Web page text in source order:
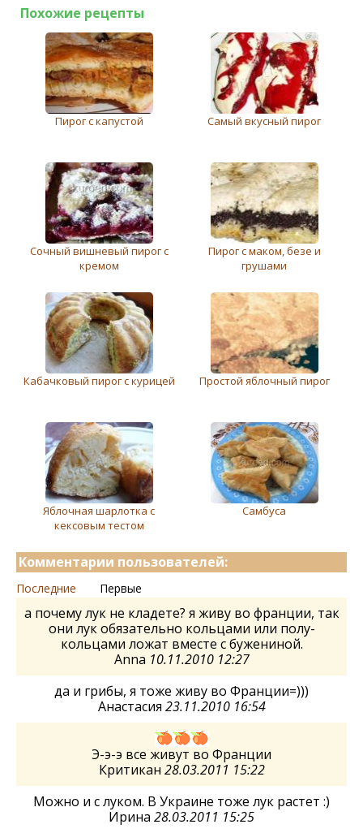
Похожие рецепты
Пирог с капустой Самый вкусный пирог
Сочный вишневый пирог с
кремом
Пирог с маком, безе и
грушами
Кабачковый пирог с курицей Простой яблочный пирог
Яблочная шарлотка с
кексовым тестом
Самбуса
Комментарии пользователей:
Последние Первые
а почему лук не кладете? я живу во франции, так
они лук обязательно кольцами или полу-
кольцами ложат вместе с бужениной.
Anna 10.11.2010 12:27
да и грибы, я тоже живу во Франции=)))
Анастасия 23.11.2010 16:54
Э-э-э все живут во Франции
Критикан 28.03.2011 15:22
Можно и с луком. В Украине тоже лук растет :)
Ирина 28.03.2011 15:25